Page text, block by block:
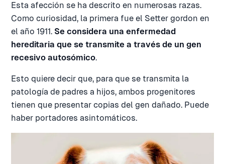
Esta afección se ha descrito en numerosas razas.
Como curiosidad, la primera fue el Setter gordon en
el año 1911. Se considera una enfermedad
hereditaria que se transmite a través de un gen
recesivo autosómico.
Esto quiere decir que, para que se transmita la
patología de padres a hijos, ambos progenitores
tienen que presentar copias del gen dañado. Puede
haber portadores asintomáticos.